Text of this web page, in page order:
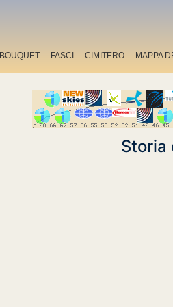
BOUQUET FASCI CIMITERO MAPPA
Storia